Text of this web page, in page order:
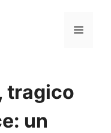
Menu
tragico
un